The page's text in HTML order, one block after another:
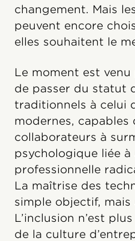
changement. Mais
peuvent encore
elles souhaitent le
Le moment est
de passer du statut
traditionnels à celui
modernes, capables
collaborateurs à
psychologique liée à
professionnelle
La maîtrise des
simple objectif, mais
L’inclusion n’est
de la culture